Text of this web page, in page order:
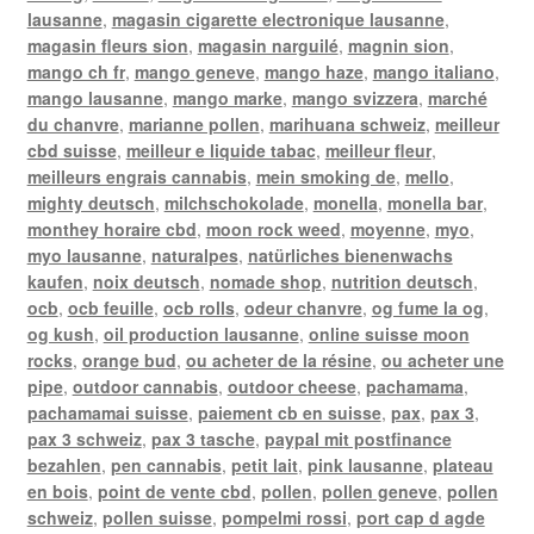
lausanne, magasin cigarette electronique lausanne,
magasin fleurs sion, magasin narguilé, magnin sion,
mango ch fr, mango geneve, mango haze, mango italiano,
mango lausanne, mango marke, mango svizzera, marché
du chanvre, marianne pollen, marihuana schweiz, meilleur
cbd suisse, meilleur e liquide tabac, meilleur fleur,
meilleurs engrais cannabis, mein smoking de, mello,
mighty deutsch, milchschokolade, monella, monella bar,
monthey horaire cbd, moon rock weed, moyenne, myo,
myo lausanne, naturalpes, natürliches bienenwachs
kaufen, noix deutsch, nomade shop, nutrition deutsch,
ocb, ocb feuille, ocb rolls, odeur chanvre, og fume la og,
og kush, oil production lausanne, online suisse moon
rocks, orange bud, ou acheter de la résine, ou acheter une
pipe, outdoor cannabis, outdoor cheese, pachamama,
pachamamai suisse, paiement cb en suisse, pax, pax 3,
pax 3 schweiz, pax 3 tasche, paypal mit postfinance
bezahlen, pen cannabis, petit lait, pink lausanne, plateau
en bois, point de vente cbd, pollen, pollen geneve, pollen
schweiz, pollen suisse, pompelmi rossi, port cap d agde